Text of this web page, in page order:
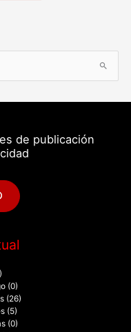
de publicación
(0)
(26)
(5)
(0)